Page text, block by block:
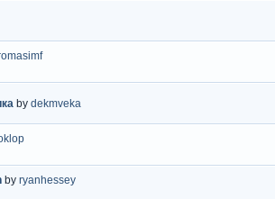
bydekmveka
byryanhessey